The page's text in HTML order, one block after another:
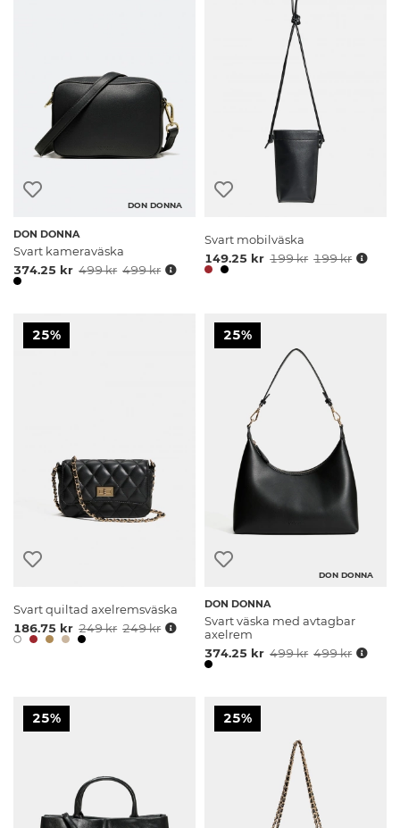
DON DONNA
DON DONNA
Svart kameraväska
374.25 kr 499 kr 499 kr
Svart mobilväska
149.25 kr 199 kr 199 kr
25%
Svart quiltad axelremsväska
186.75 kr 249 kr 249 kr
25%
DON DONNA
DON DONNA
Svart väska med avtagbar
axelrem
374.25 kr 499 kr 499 kr
25% 25%